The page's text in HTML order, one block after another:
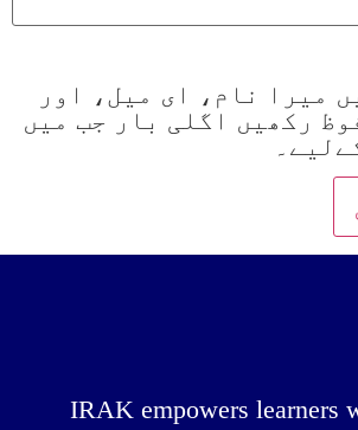
میرا نام، ای میل، اور
رکھیں اگلی بار جب میں
IRAK empowers learners